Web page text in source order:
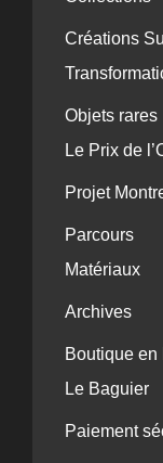
Créations
Objets rares
Le Prix de
Projet
Parcours
Matériaux
Archives
Boutique en
Le Baguier
Paiement